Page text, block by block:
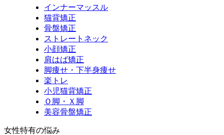
インナーマッスル
猫背矯正
骨盤矯正
ストレートネック
小顔矯正
肩はば矯正
脚痩せ・下半身痩せ
楽トレ
小児猫背矯正
Ｏ脚・Ｘ脚
美容骨盤矯正
女性特有の悩み